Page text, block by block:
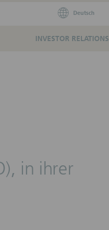
Deutsch
INVESTOR RELATIONS
in ihrer